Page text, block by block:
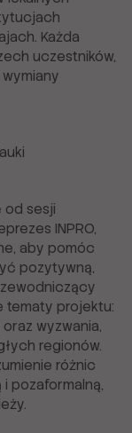
Każda
uczestników,
od sesji
INPRO,
aby pomóc
pozytywną,
tematy projektu:
wyzwania,
regionów.
różnic
pozaformalną,